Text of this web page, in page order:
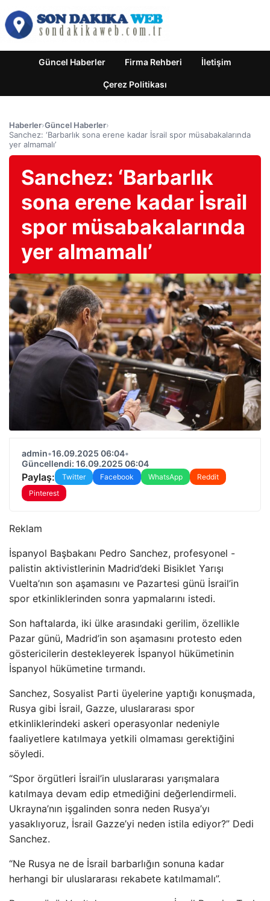
Güncel Haberler Firma Rehberi İletişim
Çerez Politikası
Haberler›Güncel Haberler›
Sanchez: ‘Barbarlık sona erene kadar İsrail spor müsabakalarında
yer almamalı’
Sanchez: ‘Barbarlık
sona erene kadar İsrail
spor müsabakalarında
yer almamalı’
admin•16.09.2025 06:04•
Güncellendi: 16.09.2025 06:04
Paylaş: Twitter Facebook WhatsApp
Reddit
Pinterest
Reklam
İspanyol Başbakanı Pedro Sanchez, profesyonel -
palistin aktivistlerinin Madrid’deki Bisiklet Yarışı
Vuelta’nın son aşamasını ve Pazartesi günü İsrail’in
spor etkinliklerinden sonra yapmalarını istedi.
Son haftalarda, iki ülke arasındaki gerilim, özellikle
Pazar günü, Madrid’in son aşamasını protesto eden
göstericilerin destekleyerek İspanyol hükümetinin
İspanyol hükümetine tırmandı.
Sanchez, Sosyalist Parti üyelerine yaptığı konuşmada,
Rusya gibi İsrail, Gazze, uluslararası spor
etkinliklerindeki askeri operasyonlar nedeniyle
faaliyetlere katılmaya yetkili olmaması gerektiğini
söyledi.
“Spor örgütleri İsrail’in uluslararası yarışmalara
katılmaya devam edip etmediğini değerlendirmeli.
Ukrayna’nın işgalinden sonra neden Rusya’yı
yasaklıyoruz, İsrail Gazze’yi neden istila ediyor?” Dedi
Sanchez.
“Ne Rusya ne de İsrail barbarlığın sonuna kadar
herhangi bir uluslararası rekabete katılmamalı”.